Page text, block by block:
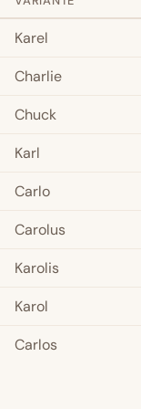
Karel
Charlie
Chuck
Karl
Carlo
Carolus
Karolis
Karol
Carlos